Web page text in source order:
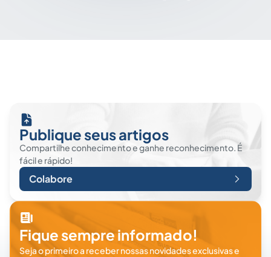
Publique seus artigos
Compartilhe conhecimento e ganhe reconhecimento. É
fácil e rápido!
Colabore
Fique sempre informado!
Seja o primeiro a receber nossas novidades exclusivas e